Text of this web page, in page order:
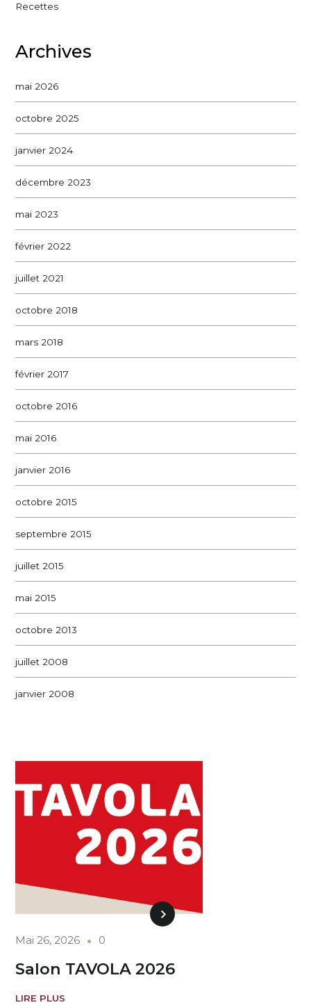
Recettes
Archives
mai 2026
octobre 2025
janvier 2024
décembre 2023
mai 2023
février 2022
juillet 2021
octobre 2018
mars 2018
février 2017
octobre 2016
mai 2016
janvier 2016
octobre 2015
septembre 2015
juillet 2015
mai 2015
octobre 2013
juillet 2008
janvier 2008
Mai 26, 2026 0
Salon TAVOLA 2026
LIRE PLUS